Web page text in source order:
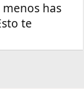
has
te